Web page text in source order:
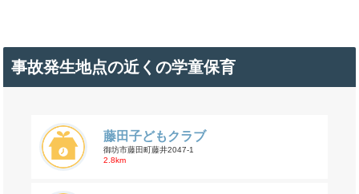
事故発生地点の近くの学童保育
藤田子どもクラブ
御坊市藤田町藤井2047-1
2.8km